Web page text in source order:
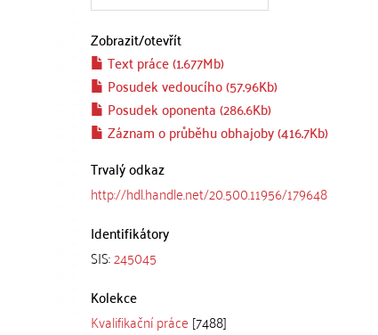
Zobrazit/otevřít
Text práce (1.677Mb)
Posudek vedoucího (57.96Kb)
Posudek oponenta (286.6Kb)
Záznam o průběhu obhajoby (416.7Kb)
Trvalý odkaz
http://hdl.handle.net/20.500.11956/179648
Identifikátory
SIS:245045
Kolekce
Kvalifikační práce [7488]